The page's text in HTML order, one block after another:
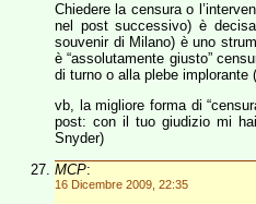
Chiedere la censura o
nel post successivo) è
souvenir di Milano) è uno
è “assolutamente giusto”
di turno o alla plebe implorante
vb, la migliore forma di
post: con il tuo giudizio mi
Snyder)
MCP:
16 Dicembre 2009, 22:35